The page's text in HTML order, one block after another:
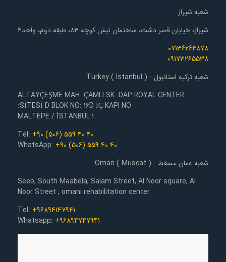
شعبه شیراز
شیراز، خیابان قصر دشت، ساختمان نبش کوچه 83، طبقه دوم، واحد4
07136264878
09173265538
شعبه ترکیه استانبول - Turkey ( Istanbul )
ALTAYÇEŞME MAH. ÇAMLI SK. DAP ROYAL CENTER
SİTESİ D BLOK NO: 16D İÇ KAPI NO:
1 MALTEPE / İSTANBUL
Tel: +90 (506) 559 40 40
WhatsApp: +90 (506) 559 40 40
شعبه عمان مسقط - Oman ( Muscat )
Seeb, South Maabela, Salam Street, Al Noor square, Al
Noor Street , omani rehabilitation center
Tel: +96894147941
Whatsapp: +96894747941